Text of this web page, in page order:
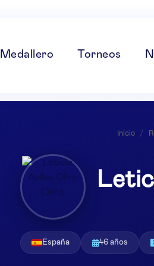
Medallero Torneos
Inicio /
España 46 años